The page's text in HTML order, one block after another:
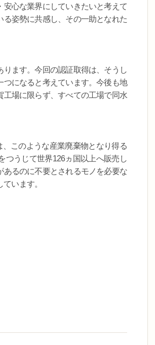
心な業界にしていきたいと考えて
姿勢に共感し、その一助となれた
ます。今回の認証取得は、そうし
になると考えています。今後も地
場に限らず、すべての工場で同水
このような産業廃棄物となり得る
つうじて世界126ヵ国以上へ販売し
るのに不要とされるモノを必要な
います。